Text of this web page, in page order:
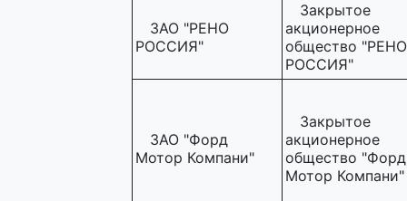
ЗАО "РЕНО
РОССИЯ"
Закрытое
акционерное
общество "РЕНО
РОССИЯ"
ЗАО "Форд
Мотор Компани"
Закрытое
акционерное
общество "Форд
Мотор Компани"